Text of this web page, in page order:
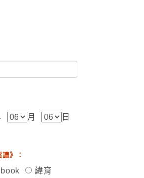
月 日
》：
緯育